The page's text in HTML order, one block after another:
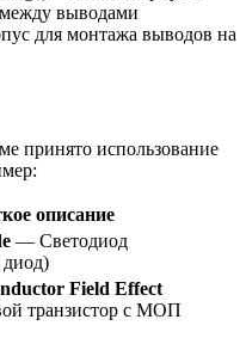
выводами
для монтажа выводов на
принято использование
описание
— Светодиод
Field Effect
транзистор с МОП